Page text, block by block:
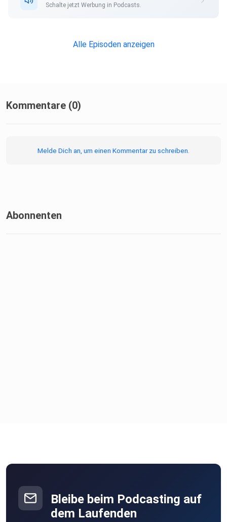
Schalte jetzt Werbung in Podcasts.
Alle Episoden anzeigen
Kommentare (0)
Melde Dich an, um einen Kommentar zu schreiben.
Abonnenten
Bleibe beim Podcasting auf
dem Laufenden